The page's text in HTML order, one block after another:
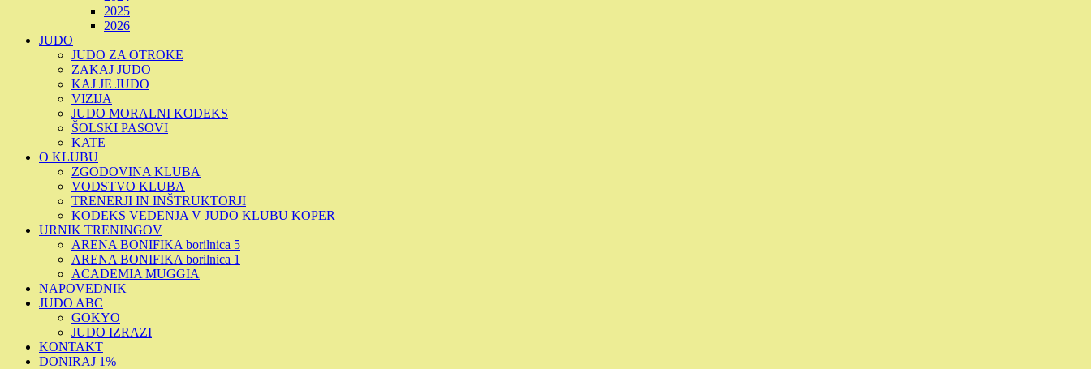
2025
2026
JUDO
JUDO ZA OTROKE
ZAKAJ JUDO
KAJ JE JUDO
VIZIJA
JUDO MORALNI KODEKS
ŠOLSKI PASOVI
KATE
O KLUBU
ZGODOVINA KLUBA
VODSTVO KLUBA
TRENERJI IN INŠTRUKTORJI
KODEKS VEDENJA V JUDO KLUBU KOPER
URNIK TRENINGOV
ARENA BONIFIKA borilnica 5
ARENA BONIFIKA borilnica 1
ACADEMIA MUGGIA
NAPOVEDNIK
JUDO ABC
GOKYO
JUDO IZRAZI
KONTAKT
DONIRAJ 1%